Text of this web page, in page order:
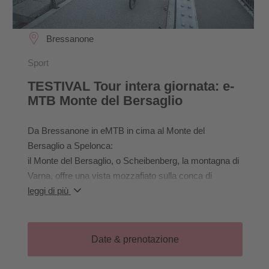
Bressanone
Sport
TESTIVAL Tour intera giornata: e-
MTB Monte del Bersaglio
Da Bressanone in eMTB in cima al Monte del
Bersaglio a Spelonca:
il Monte del Bersaglio, o Scheibenberg, la montagna di
Varna, offre una vista mozzafiato sulla conca di
Bressanone. La nostra avventura inizia a Bressanone
inizialmente piacevole, ma verso la fine diventa più
ripido e richiede molto da parte nostra. Una volta
leggi di più
Date & prenotazione